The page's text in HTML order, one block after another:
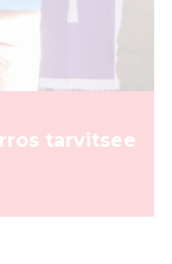
tarvitsee